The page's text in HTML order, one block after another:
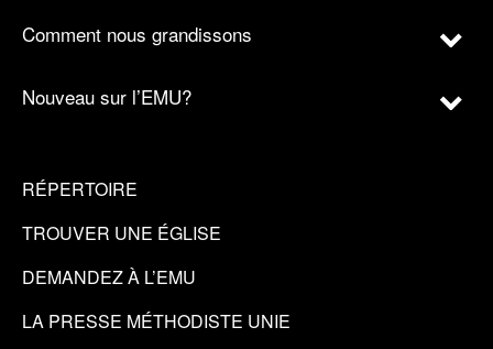
Comment nous grandissons
Nouveau sur l’EMU?
RÉPERTOIRE
TROUVER UNE ÉGLISE
DEMANDEZ À L’EMU
LA PRESSE MÉTHODISTE UNIE